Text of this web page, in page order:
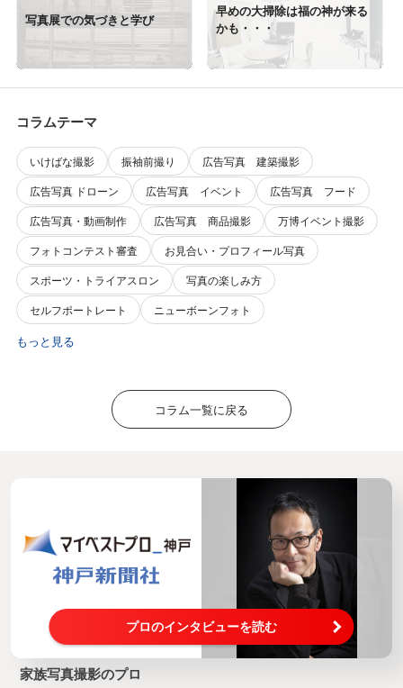
写真展での気づきと学び
早めの大掃除は福の神が来る
かも・・・
コラムテーマ
いけばな撮影 振袖前撮り
広告写真 建築撮影
広告写真 ドローン
広告写真 イベント
広告写真 フード
広告写真・動画制作
広告写真 商品撮影
万博イベント撮影
フォトコンテスト審査
お見合い・プロフィール写真
スポーツ・トライアスロン
写真の楽しみ方
セルフポートレート
ニューボーンフォト
もっと見る
コラム一覧に戻る
プロのインタビューを読む
家族写真撮影のプロ